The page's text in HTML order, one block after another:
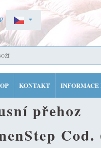
PŘIHLÁSIT SE
KONTAKT INFORMACE
INSTAGRAM
LUXUSNÍ PÉŘOVÉ PŘEHOZY
COD. 6263A - 220 X 260CM
přehoz
Cod.